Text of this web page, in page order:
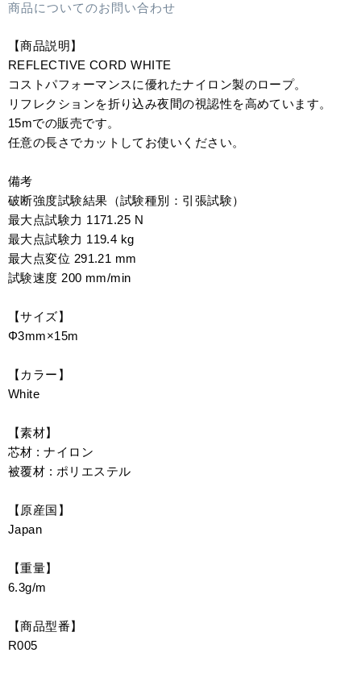
商品についてのお問い合わせ
【商品説明】
REFLECTIVE CORD WHITE
コストパフォーマンスに優れたナイロン製のロープ。
リフレクションを折り込み夜間の視認性を高めています。
15mでの販売です。
任意の長さでカットしてお使いください。
備考
破断強度試験結果（試験種別：引張試験）
最大点試験力 1171.25 N
最大点試験力 119.4 kg
最大点変位 291.21 mm
試験速度 200 mm/min
【サイズ】
Φ3mm×15m
【カラー】
White
【素材】
芯材 : ナイロン
被覆材 : ポリエステル
【原産国】
Japan
【重量】
6.3g/m
【商品型番】
R005